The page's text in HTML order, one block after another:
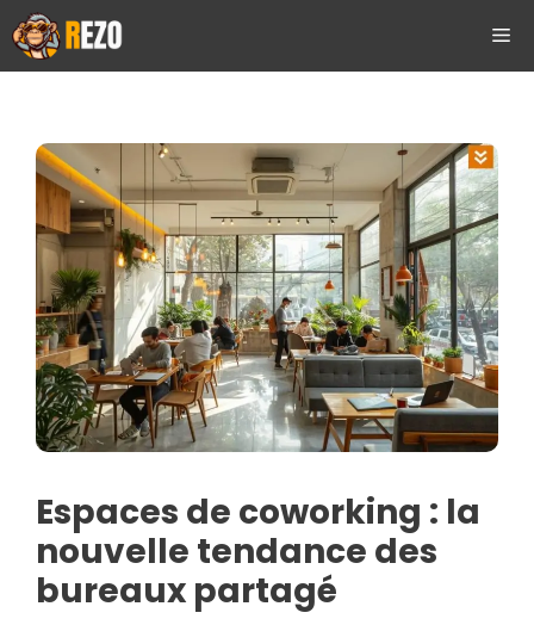
Aller
au
contenu
Espaces de coworking : la
nouvelle tendance des
bureaux partagé